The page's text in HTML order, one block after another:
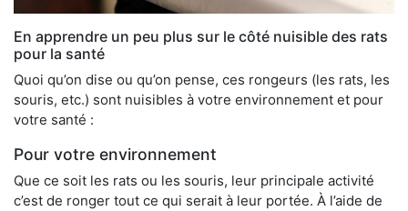
En apprendre un peu plus sur le côté nuisible des rats
pour la santé
Quoi qu’on dise ou qu’on pense, ces rongeurs (les rats, les
souris, etc.) sont nuisibles à votre environnement et pour
votre santé :
Pour votre environnement
Que ce soit les rats ou les souris, leur principale activité
c’est de ronger tout ce qui serait à leur portée. À l’aide de